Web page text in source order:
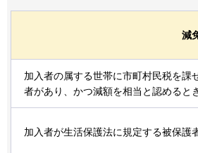
減
加入者の属する世帯に市町村民税を課
者があり、かつ減額を相当と認めると
加入者が生活保護法に規定する被保護